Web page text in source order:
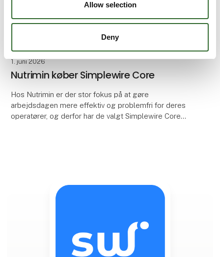
Allow selection
Deny
1. juni 2026
Nutrimin køber Simplewire Core
Hos Nutrimin er der stor fokus på at gøre
arbejdsdagen mere effektiv og problemfri for deres
operatører, og derfor har de valgt Simplewire Core